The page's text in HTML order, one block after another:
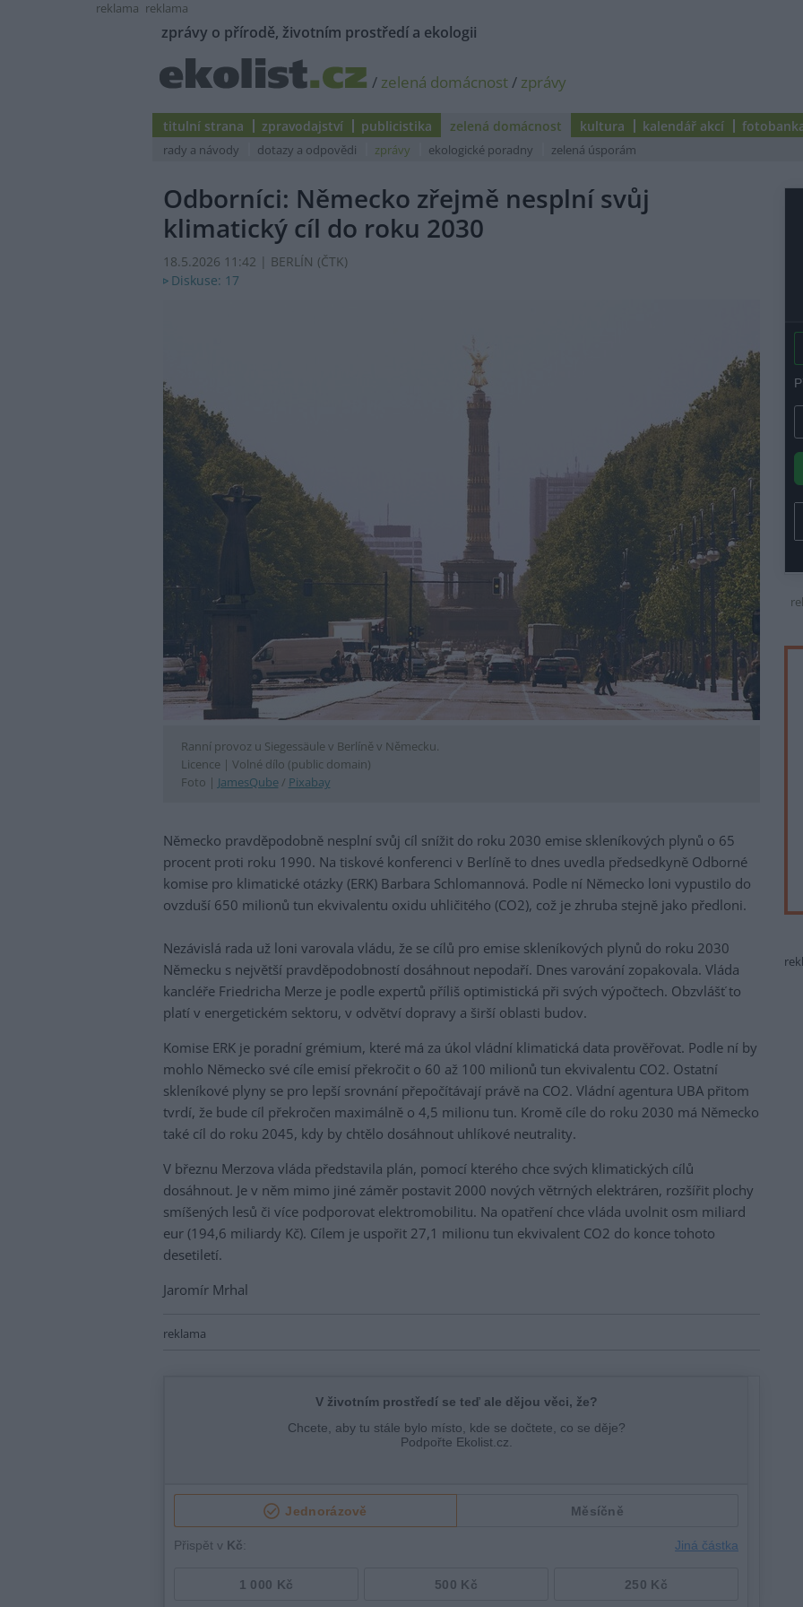
reklama reklama
zprávy o přírodě, životním prostředí a ekologii
/ zelená domácnost/ zprávy
titulní strana zpravodajství publicistika zelená domácnost kultura kalendář akcí
rady a návody dotazy a odpovědi zprávy ekologické poradny zelená úsporám
Odborníci: Německo zřejmě nesplní svůj
klimatický cíl do roku 2030
18.5.2026 11:42 | BERLÍN (ČTK)
Diskuse: 17
Ranní provoz u Siegessäule v Berlíně v Německu.
Licence | Volné dílo (public domain)
Foto | JamesQube/ Pixabay
Německo pravděpodobně nesplní svůj cíl snížit do roku 2030 emise skleníkových plynů o 65
procent proti roku 1990. Na tiskové konferenci v Berlíně to dnes uvedla předsedkyně Odborné
komise pro klimatické otázky (ERK) Barbara Schlomannová. Podle ní Německo loni vypustilo do
ovzduší 650 milionů tun ekvivalentu oxidu uhličitého (CO2), což je zhruba stejně jako předloni.
Nezávislá rada už loni varovala vládu, že se cílů pro emise skleníkových plynů do roku 2030
Německu s největší pravděpodobností dosáhnout nepodaří. Dnes varování zopakovala. Vláda
kancléře Friedricha Merze je podle expertů příliš optimistická při svých výpočtech. Obzvlášť to
platí v energetickém sektoru, v odvětví dopravy a širší oblasti budov.
Komise ERK je poradní grémium, které má za úkol vládní klimatická data prověřovat. Podle ní by
mohlo Německo své cíle emisí překročit o 60 až 100 milionů tun ekvivalentu CO2. Ostatní
skleníkové plyny se pro lepší srovnání přepočítávají právě na CO2. Vládní agentura UBA přitom
tvrdí, že bude cíl překročen maximálně o 4,5 milionu tun. Kromě cíle do roku 2030 má Německo
také cíl do roku 2045, kdy by chtělo dosáhnout uhlíkové neutrality.
V březnu Merzova vláda představila plán, pomocí kterého chce svých klimatických cílů
dosáhnout. Je v něm mimo jiné záměr postavit 2000 nových větrných elektráren, rozšířit plochy
smíšených lesů či více podporovat elektromobilitu. Na opatření chce vláda uvolnit osm miliard
eur (194,6 miliardy Kč). Cílem je uspořit 27,1 milionu tun ekvivalent CO2 do konce tohoto
desetiletí.
Jaromír Mrhal
reklama